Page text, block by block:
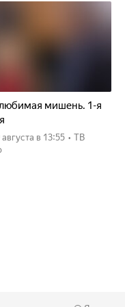
оказались сцены с
всегда играть
пиротехников,
группу за
мишень. 1-я
августа в 13:55 • ТВ